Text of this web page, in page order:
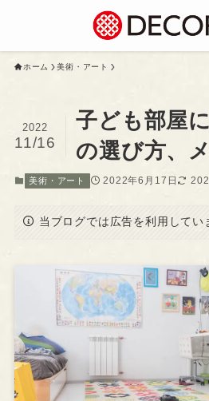
ホーム 美術・アート
子ども部屋
の選び方、
2022
11/16
美術・アート 2022年6月17日
当ブログでは広告を利用してい